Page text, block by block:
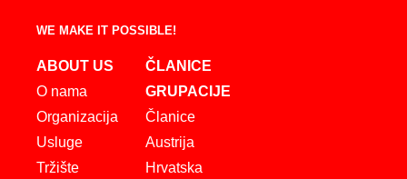
WE MAKE IT POSSIBLE!
ABOUT US
O nama
Organizacija
Usluge
Tržište
ČLANICE
GRUPACIJE
Članice
Austrija
Hrvatska